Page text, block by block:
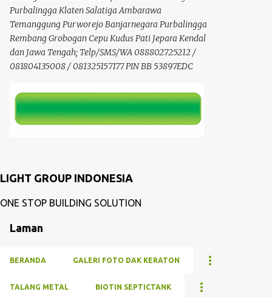
Purbalingga Klaten Salatiga Ambarawa
Temanggung Purworejo Banjarnegara Purbalingga
Rembang Grobogan Cepu Kudus Pati Jepara Kendal
dan Jawa Tengah; Telp/SMS/WA 088802725212 /
081804135008 / 081325157177 PIN BB 53897EDC
LIGHT GROUP INDONESIA
ONE STOP BUILDING SOLUTION
Laman
BERANDA GALERI FOTO DAK KERATON
TALANG METAL BIOTIN SEPTICTANK